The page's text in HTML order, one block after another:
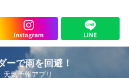
ーで雨を回避！
気予報アプリ